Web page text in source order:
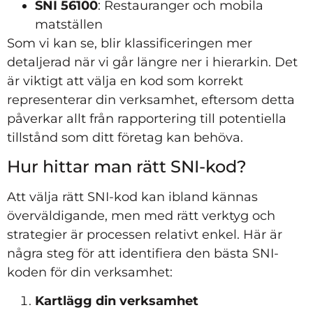
SNI 56100: Restauranger och mobila
matställen
Som vi kan se, blir klassificeringen mer
detaljerad när vi går längre ner i hierarkin. Det
är viktigt att välja en kod som korrekt
representerar din verksamhet, eftersom detta
påverkar allt från rapportering till potentiella
tillstånd som ditt företag kan behöva.
Hur hittar man rätt SNI-kod?
Att välja rätt SNI-kod kan ibland kännas
överväldigande, men med rätt verktyg och
strategier är processen relativt enkel. Här är
några steg för att identifiera den bästa SNI-
koden för din verksamhet:
Kartlägg din verksamhet